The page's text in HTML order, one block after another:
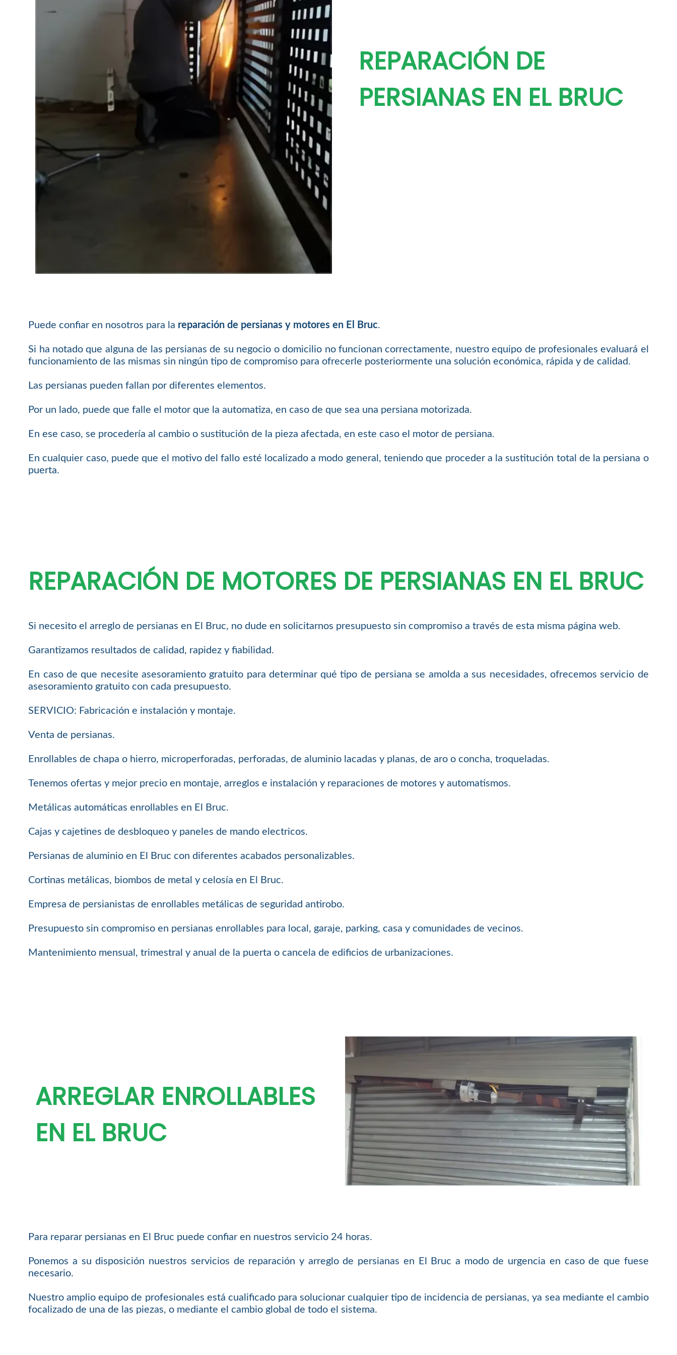
REPARACIÓN DE
PERSIANAS EN EL BRUC
Puede confiar en nosotros para la reparación de persianas y motores en El Bruc.
Si ha notado que alguna de las persianas de su negocio o domicilio no funcionan correctamente, nuestro equipo de profesionales evaluará el
funcionamiento de las mismas sin ningún tipo de compromiso para ofrecerle posteriormente una solución económica, rápida y de calidad.
Las persianas pueden fallan por diferentes elementos.
Por un lado, puede que falle el motor que la automatiza, en caso de que sea una persiana motorizada.
En ese caso, se procedería al cambio o sustitución de la pieza afectada, en este caso el motor de persiana.
En cualquier caso, puede que el motivo del fallo esté localizado a modo general, teniendo que proceder a la sustitución total de la persiana o
puerta.
REPARACIÓN DE MOTORES DE PERSIANAS EN EL BRUC
Si necesito el arreglo de persianas en El Bruc, no dude en solicitarnos presupuesto sin compromiso a través de esta misma página web.
Garantizamos resultados de calidad, rapidez y fiabilidad.
En caso de que necesite asesoramiento gratuito para determinar qué tipo de persiana se amolda a sus necesidades, ofrecemos servicio de
asesoramiento gratuito con cada presupuesto.
SERVICIO: Fabricación e instalación y montaje.
Venta de persianas.
Enrollables de chapa o hierro, microperforadas, perforadas, de aluminio lacadas y planas, de aro o concha, troqueladas.
Tenemos ofertas y mejor precio en montaje, arreglos e instalación y reparaciones de motores y automatismos.
Metálicas automáticas enrollables en El Bruc.
Cajas y cajetines de desbloqueo y paneles de mando electricos.
Persianas de aluminio en El Bruc con diferentes acabados personalizables.
Cortinas metálicas, biombos de metal y celosía en El Bruc.
Empresa de persianistas de enrollables metálicas de seguridad antirobo.
Presupuesto sin compromiso en persianas enrollables para local, garaje, parking, casa y comunidades de vecinos.
Mantenimiento mensual, trimestral y anual de la puerta o cancela de edificios de urbanizaciones.
ARREGLAR ENROLLABLES
EN EL BRUC
Para reparar persianas en El Bruc puede confiar en nuestros servicio 24 horas.
Ponemos a su disposición nuestros servicios de reparación y arreglo de persianas en El Bruc a modo de urgencia en caso de que fuese
necesario.
Nuestro amplio equipo de profesionales está cualificado para solucionar cualquier tipo de incidencia de persianas, ya sea mediante el cambio
focalizado de una de las piezas, o mediante el cambio global de todo el sistema.